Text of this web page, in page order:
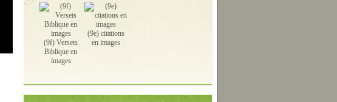
(9f) Versets
Biblique en
images
(9e) citations
en images